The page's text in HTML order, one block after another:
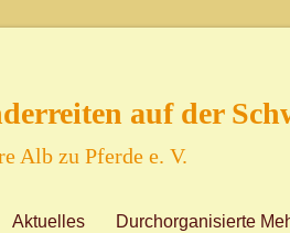
auf der
Alb zu Pferde e. V.
Aktuelles Durchorganisierte